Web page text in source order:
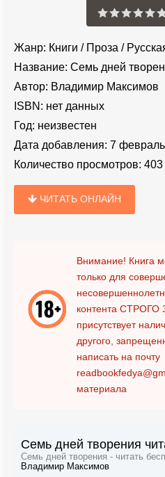
Жанр: Книги / Проза /
Название: Семь дней
Автор: Владимир Максимов
ISBN: нет данных
Год: неизвестен
Дата добавления: 7
Количество просмотров: 403
ЧИТАТЬ ОНЛАЙН
Внимание! Книга
только для
контента СТРОГО
присутствует
другого,
написать на почту
материала
Семь дней творения
Семь дней творения - читать
Владимир Максимов